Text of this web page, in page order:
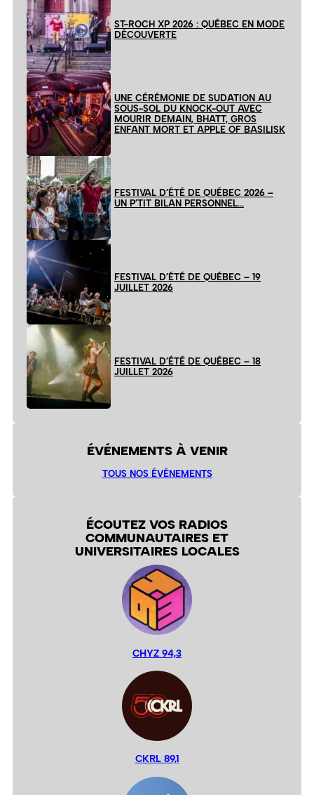
ST-ROCH XP 2026 : QUÉBEC EN MODE
DÉCOUVERTE
UNE CÉRÉMONIE DE SUDATION AU
SOUS-SOL DU KNOCK-OUT AVEC
MOURIR DEMAIN, BHATT, GROS
ENFANT MORT ET APPLE OF BASILISK
FESTIVAL D’ÉTÉ DE QUÉBEC 2026 –
UN P’TIT BILAN PERSONNEL…
FESTIVAL D’ÉTÉ DE QUÉBEC – 19
JUILLET 2026
FESTIVAL D’ÉTÉ DE QUÉBEC – 18
JUILLET 2026
ÉVÉNEMENTS À VENIR
TOUS NOS ÉVÉNEMENTS
ÉCOUTEZ VOS RADIOS
COMMUNAUTAIRES ET
UNIVERSITAIRES LOCALES
CHYZ 94,3
CKRL 89,1